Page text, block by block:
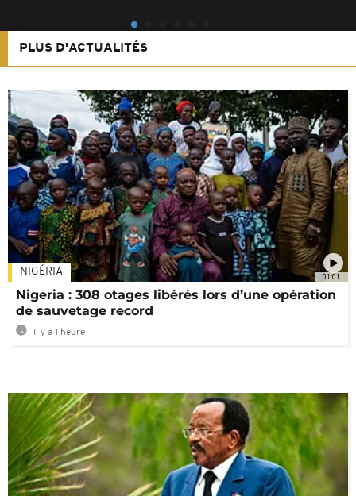
PLUS D'ACTUALITÉS
01:01
NIGÉRIA
Nigeria : 308 otages libérés lors d’une opération
de sauvetage record
Il y a 1 heure